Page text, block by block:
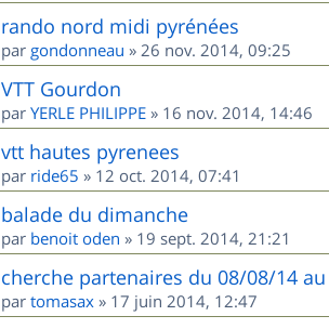
rando nord midi pyrénées
par gondonneau » 26 nov. 2014, 09:25
VTT Gourdon
par YERLE PHILIPPE » 16 nov. 2014, 14:46
vtt hautes pyrenees
par ride65 » 12 oct. 2014, 07:41
balade du dimanche
par benoit oden » 19 sept. 2014, 21:21
cherche partenaires du 08/08/14
par tomasax » 17 juin 2014, 12:47